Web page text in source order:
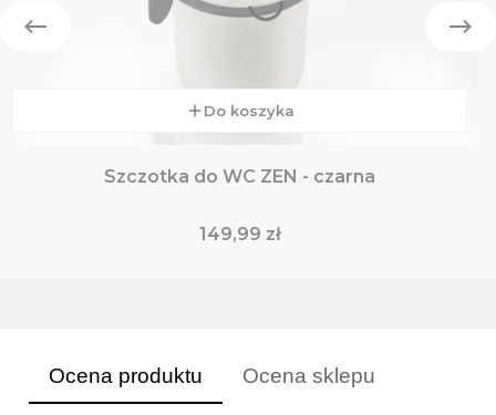
Do koszyka
Szczotka do WC ZEN - czarna
Cena
149,99 zł
Ocena produktu Ocena sklepu